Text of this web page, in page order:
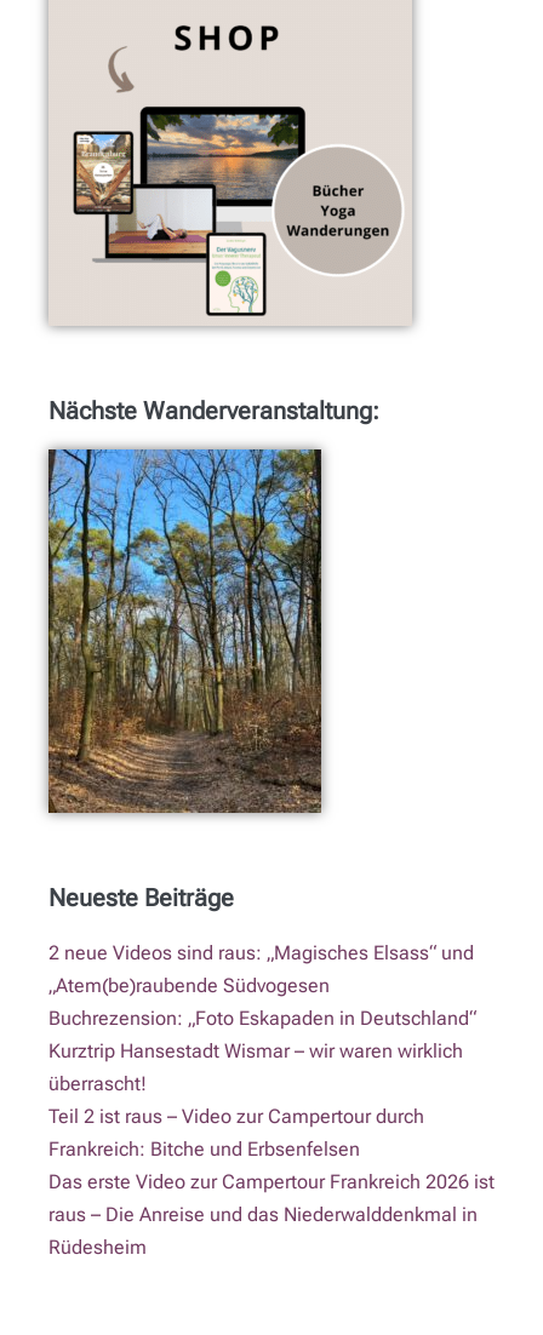
Nächste Wanderveranstaltung:
Neueste Beiträge
2 neue Videos sind raus: „Magisches Elsass“ und
„Atem(be)raubende Südvogesen
Buchrezension: „Foto Eskapaden in Deutschland“
Kurztrip Hansestadt Wismar – wir waren wirklich
überrascht!
Teil 2 ist raus – Video zur Campertour durch
Frankreich: Bitche und Erbsenfelsen
Das erste Video zur Campertour Frankreich 2026 ist
raus – Die Anreise und das Niederwalddenkmal in
Rüdesheim